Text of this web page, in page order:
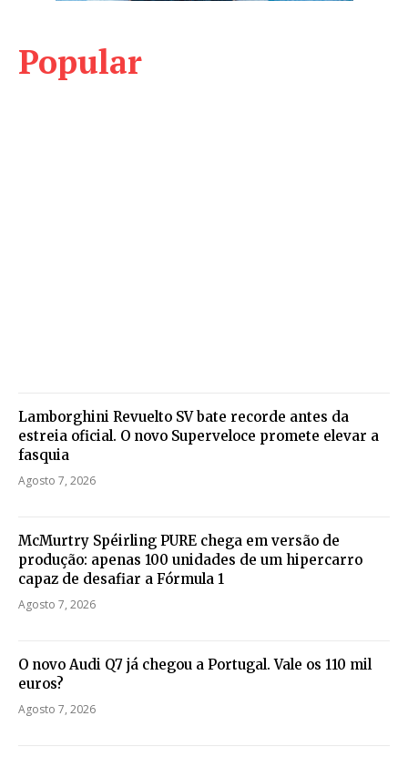
Popular
Lamborghini Revuelto SV bate recorde antes da
estreia oficial. O novo Superveloce promete elevar a
fasquia
Agosto 7, 2026
McMurtry Spéirling PURE chega em versão de
produção: apenas 100 unidades de um hipercarro
capaz de desafiar a Fórmula 1
Agosto 7, 2026
O novo Audi Q7 já chegou a Portugal. Vale os 110 mil
euros?
Agosto 7, 2026